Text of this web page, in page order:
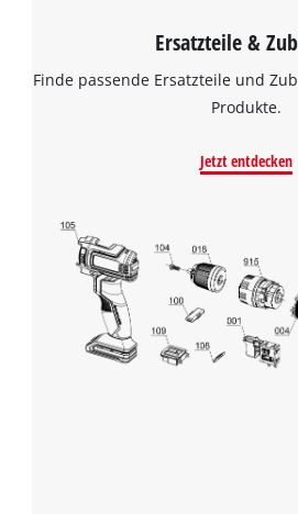
Wir benötigen
Google Maps
This content is not
to trackers that
visitor. The website
the site with their
Ersatzteile &
Finde passende Ersatzteile und
Produkte.
Jetzt entdecken